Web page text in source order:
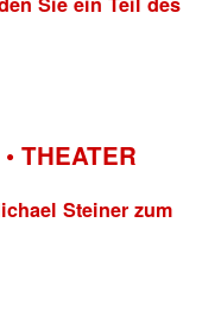
THEATER
Steiner zum